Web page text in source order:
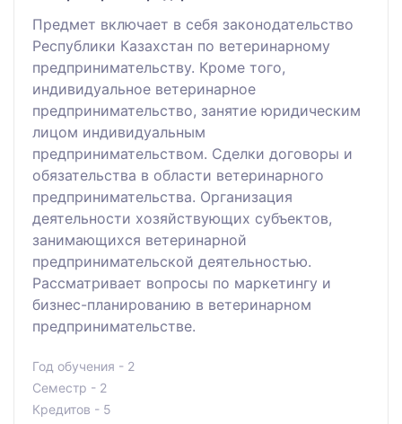
Предмет включает в себя законодательство
Республики Казахстан по ветеринарному
предпринимательству. Кроме того,
индивидуальное ветеринарное
предпринимательство, занятие юридическим
лицом индивидуальным
предпринимательством. Сделки договоры и
обязательства в области ветеринарного
предпринимательства. Организация
деятельности хозяйствующих субъектов,
занимающихся ветеринарной
предпринимательской деятельностью.
Рассматривает вопросы по маркетингу и
бизнес-планированию в ветеринарном
предпринимательстве.
Год обучения - 2
Семестр - 2
Кредитов - 5